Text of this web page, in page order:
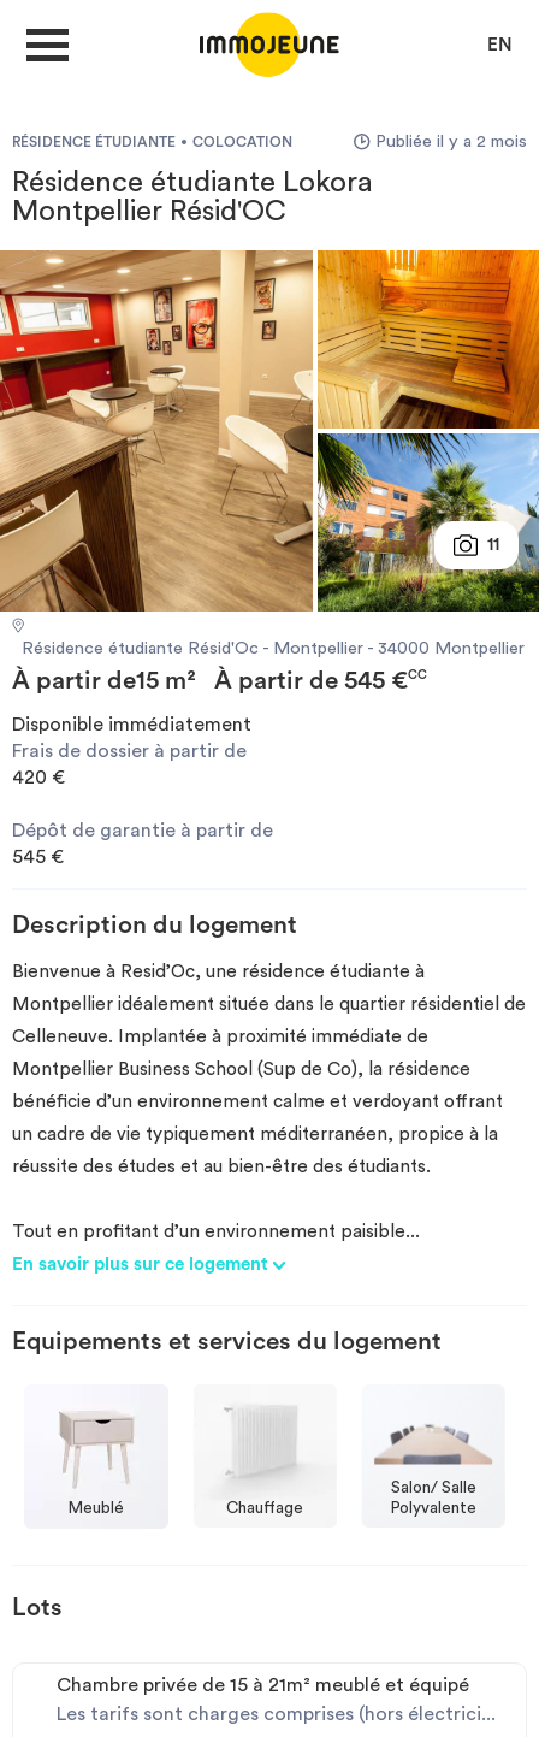
EN
Je cherche un logement
Je propose un bien
Villes
Investir
RÉSIDENCE ÉTUDIANTE COLOCATION Publiée il y a 2 mois
Résidence étudiante Lokora
Montpellier Résid'OC
11
Résidence étudiante Résid'Oc - Montpellier - 34000 Montpellier
À partir de15 m² À partir de 545 €CC
Disponible immédiatement
Frais de dossier à partir de
420 €
Dépôt de garantie à partir de
545 €
Description du logement
Bienvenue à Resid’Oc, une résidence étudiante à
Montpellier idéalement située dans le quartier résidentiel de
Celleneuve. Implantée à proximité immédiate de
Montpellier Business School (Sup de Co), la résidence
bénéficie d’un environnement calme et verdoyant offrant
un cadre de vie typiquement méditerranéen, propice à la
réussite des études et au bien-être des étudiants.
Tout en profitant d’un environnement paisible...
En savoir plus sur ce logement
Equipements et services du logement
Meublé Chauffage
Salon/ Salle
Polyvalente
Lots
Chambre privée de 15 à 21m² meublé et équipé
Les tarifs sont charges comprises (hors électrici...